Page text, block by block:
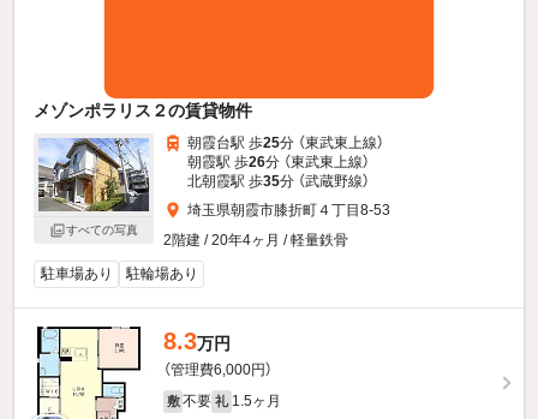
メゾンポラリス２の賃貸物件
すべての写真
朝霞台駅 歩25分 （東武東上線）
朝霞駅 歩26分 （東武東上線）
北朝霞駅 歩35分 （武蔵野線）
埼玉県朝霞市膝折町４丁目8-53
2階建 / 20年4ヶ月 / 軽量鉄骨
駐車場あり
駐輪場あり
8.3万円
（管理費6,000円）
敷 不要 礼 1.5ヶ月